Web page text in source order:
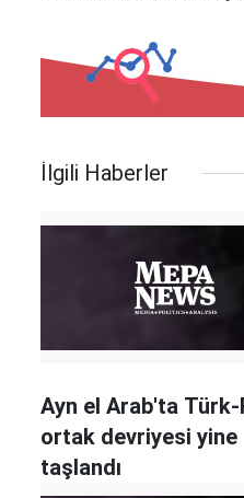
İlgili Haberler
Ayn el Arab'ta Türk-
ortak devriyesi yine
taşlandı